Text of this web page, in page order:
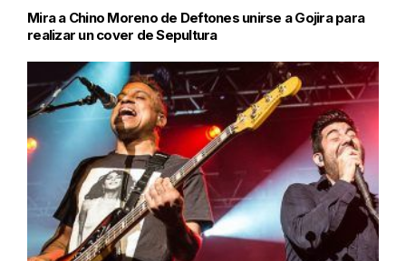
Mira a Chino Moreno de Deftones unirse a Gojira para
realizar un cover de Sepultura